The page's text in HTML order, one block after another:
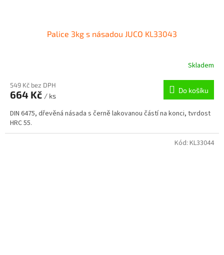
Palice 3kg s násadou JUCO KL33043
Skladem
549 Kč bez DPH
664 Kč / ks
Do košíku
DIN 6475, dřevěná násada s černě lakovanou částí na konci, tvrdost
HRC 55.
Kód: KL33044